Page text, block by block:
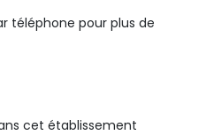
téléphone pour plus de
cet établissement